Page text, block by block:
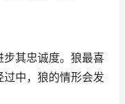
其忠诚度。狼最喜
中，狼的情形会发